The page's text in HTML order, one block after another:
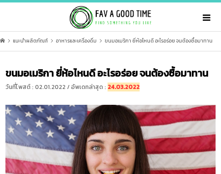
แนะนำผลิตภัณฑ์ อาหารและเครื่องดื่ม ขนมอเมริกา ยี่ห้อไหนดี อะไรอร่อย จนต้องซื้อมาทาน
ขนมอเมริกา ยี่ห้อไหนดี อะไรอร่อย จนต้องซื้อมาทาน
วันที่โพสต์ : 02.01.2022 / อัพเดทล่าสุด : 24.03.2022